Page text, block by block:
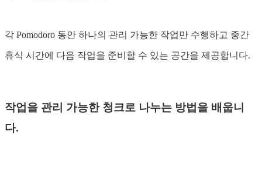
각 Pomodoro 동안 하나의 관리 가능한 작업만 수행하고 중간
휴식 시간에 다음 작업을 준비할 수 있는 공간을 제공합니다.
작업을 관리 가능한 청크로 나누는 방법을 배웁니
다.